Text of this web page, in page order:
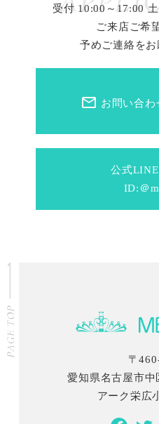
公式
ID:＠
mail_outline お問い合わ
受付 10:00～17:00
ご来店ご希
予めご連絡をお
〒
愛知県名古屋市
アーク栄広